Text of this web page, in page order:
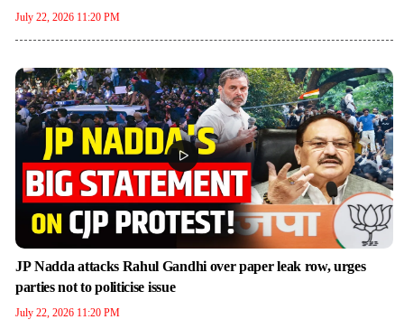
July 22, 2026 11:20 PM
JP Nadda attacks Rahul Gandhi over paper leak row, urges
parties not to politicise issue
July 22, 2026 11:20 PM